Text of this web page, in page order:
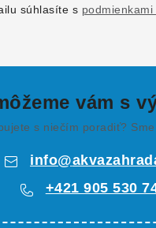
súhlasíte s
vám s
s niečím poradiť?
info@
+421 905 530